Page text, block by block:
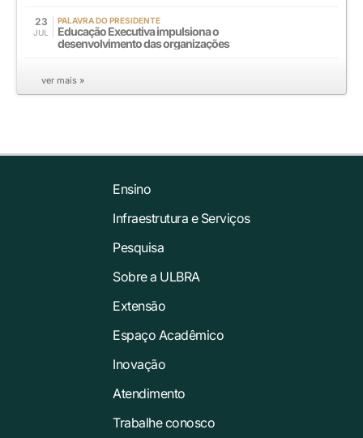
23
JUL
PALAVRA DO PRESIDENTE
Educação Executiva impulsiona o
desenvolvimento das organizações
ver mais »
Ensino
Infraestrutura e Serviços
Pesquisa
Sobre a ULBRA
Extensão
Espaço Acadêmico
Inovação
Atendimento
Trabalhe conosco